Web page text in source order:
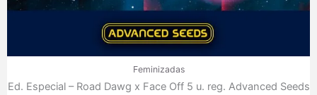
Feminizadas
Ed. Especial – Road Dawg x Face Off 5 u. reg. Advanced Seeds